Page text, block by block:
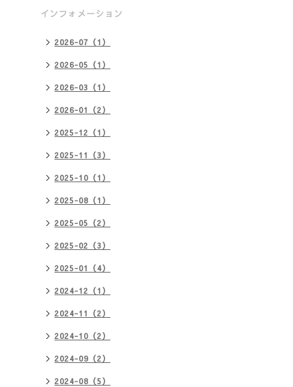
インフォメーション
2026-07（1）
2026-05（1）
2026-03（1）
2026-01（2）
2025-12（1）
2025-11（3）
2025-10（1）
2025-08（1）
2025-05（2）
2025-02（3）
2025-01（4）
2024-12（1）
2024-11（2）
2024-10（2）
2024-09（2）
2024-08（5）